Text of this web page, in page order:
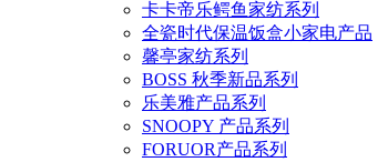
卡卡帝乐鳄鱼家纺系列
全瓷时代保温饭盒小家电产品
馨亭家纺系列
BOSS 秋季新品系列
乐美雅产品系列
SNOOPY 产品系列
FORUOR产品系列